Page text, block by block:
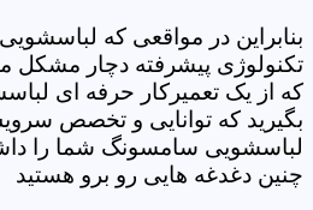
بنابراین در مواقعی که
تکنولوژی پیشرفته دچار مشکل
که از یک تعمیرکار حرفه ای
بگیرید که توانایی و تخصص
لباسشویی سامسونگ شما را
چنین دغدغه هایی رو برو هستید